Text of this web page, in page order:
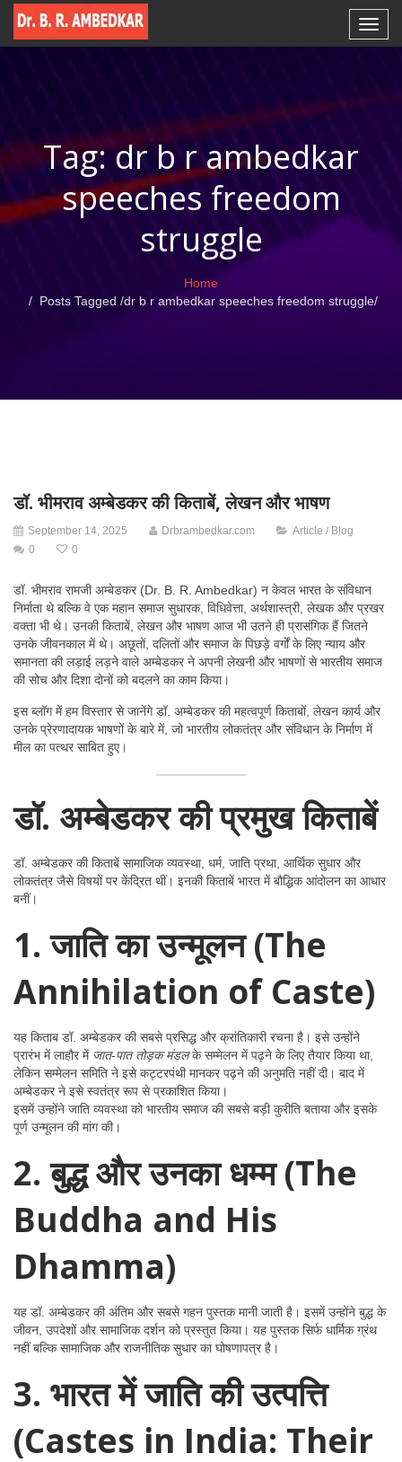
Tag: dr b r ambedkar
speeches freedom
struggle
Home
Posts Tagged /dr b r ambedkar speeches freedom struggle/
डॉ. भीमराव अम्बेडकर की किताबें, लेखन और भाषण
September 14, 2025 Drbrambedkar.com
Article / Blog
0
0
डॉ. भीमराव रामजी अम्बेडकर (Dr. B. R. Ambedkar) न केवल भारत के संविधान
निर्माता थे बल्कि वे एक महान समाज सुधारक, विधिवेत्ता, अर्थशास्त्री, लेखक और प्रखर
वक्ता भी थे। उनकी किताबें, लेखन और भाषण आज भी उतने ही प्रासंगिक हैं जितने
उनके जीवनकाल में थे। अछूतों, दलितों और समाज के पिछड़े वर्गों के लिए न्याय और
समानता की लड़ाई लड़ने वाले अम्बेडकर ने अपनी लेखनी और भाषणों से भारतीय समाज
की सोच और दिशा दोनों को बदलने का काम किया।
इस ब्लॉग में हम विस्तार से जानेंगे डॉ. अम्बेडकर की महत्वपूर्ण किताबों, लेखन कार्य और
उनके प्रेरणादायक भाषणों के बारे में, जो भारतीय लोकतंत्र और संविधान के निर्माण में
मील का पत्थर साबित हुए।
डॉ. अम्बेडकर की प्रमुख किताबें
डॉ. अम्बेडकर की किताबें सामाजिक व्यवस्था, धर्म, जाति प्रथा, आर्थिक सुधार और
लोकतंत्र जैसे विषयों पर केंद्रित थीं। इनकी किताबें भारत में बौद्धिक आंदोलन का आधार
बनीं।
1. जाति का उन्मूलन (The
Annihilation of Caste)
यह किताब डॉ. अम्बेडकर की सबसे प्रसिद्ध और क्रांतिकारी रचना है। इसे उन्होंने
प्रारंभ में लाहौर में जात-पात तोड़क मंडलके सम्मेलन में पढ़ने के लिए तैयार किया था,
लेकिन सम्मेलन समिति ने इसे कट्टरपंथी मानकर पढ़ने की अनुमति नहीं दी। बाद में
अम्बेडकर ने इसे स्वतंत्र रूप से प्रकाशित किया।
इसमें उन्होंने जाति व्यवस्था को भारतीय समाज की सबसे बड़ी कुरीति बताया और इसके
पूर्ण उन्मूलन की मांग की।
2. बुद्ध और उनका धम्म (The
Buddha and His
Dhamma)
यह डॉ. अम्बेडकर की अंतिम और सबसे गहन पुस्तक मानी जाती है। इसमें उन्होंने बुद्ध के
जीवन, उपदेशों और सामाजिक दर्शन को प्रस्तुत किया। यह पुस्तक सिर्फ धार्मिक ग्रंथ
नहीं बल्कि सामाजिक और राजनीतिक सुधार का घोषणापत्र है।
3. भारत में जाति की उत्पत्ति
(Castes in India: Their